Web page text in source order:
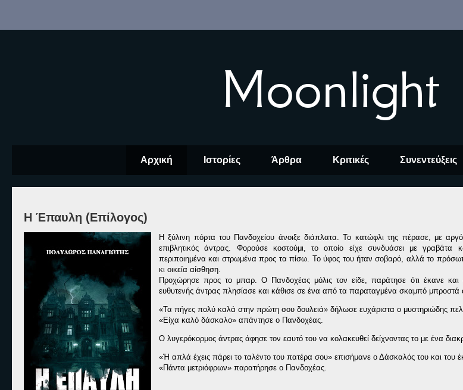
Moonlight
Αρχική Ιστορίες Άρθρα Κριτικές Συνεντεύξεις
Η Έπαυλη (Επίλογος)
Η ξύλινη πόρτα του Πανδοχείου άνοιξε διάπλατα. Το κατώφλι της πέρασε, με
επιβλητικός άντρας. Φορούσε κοστούμι, το οποίο είχε συνδυάσει με γραβάτα
περιποιημένα και στρωμένα προς τα πίσω. Το ύφος του ήταν σοβαρό, αλλά το
κι οικεία αίσθηση.
Προχώρησε προς το μπαρ. Ο Πανδοχέας μόλις τον είδε, παράτησε ότι έκανε
ευθυτενής άντρας πλησίασε και κάθισε σε ένα από τα παραταγμένα σκαμπό
«Τα πήγες πολύ καλά στην πρώτη σου δουλειά» δήλωσε ευχάριστα ο μυστηριώδης
«Είχα καλό δάσκαλο» απάντησε ο Πανδοχέας.
Ο λυγερόκορμος άντρας άφησε τον εαυτό του να κολακευθεί δείχνοντας το με ένα
«Ή απλά έχεις πάρει το ταλέντο του πατέρα σου» επισήμανε ο Δάσκαλός του και του
«Πάντα μετριόφρων» παρατήρησε ο Πανδοχέας.